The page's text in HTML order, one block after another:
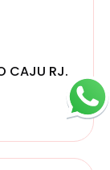
CAJU RJ.